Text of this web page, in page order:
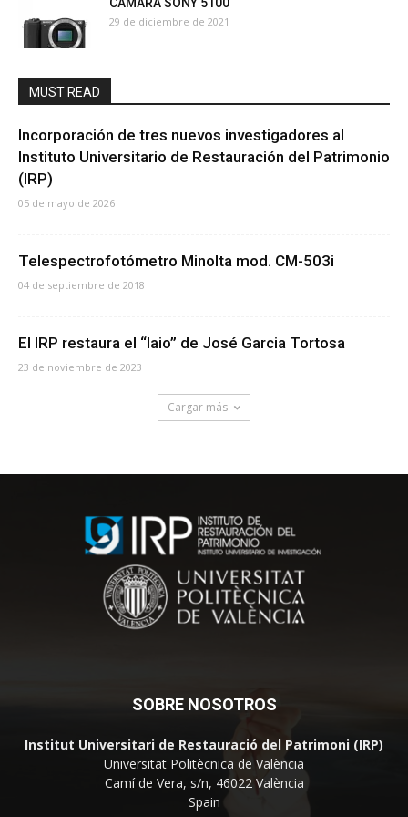
CÁMARA SONY 5100
29 de diciembre de 2021
MUST READ
Incorporación de tres nuevos investigadores al
Instituto Universitario de Restauración del Patrimonio
(IRP)
05 de mayo de 2026
Telespectrofotómetro Minolta mod. CM-503i
04 de septiembre de 2018
El IRP restaura el “Iaio” de José Garcia Tortosa
23 de noviembre de 2023
Cargar más
SOBRE NOSOTROS
Institut Universitari de Restauració del Patrimoni (IRP)
Universitat Politècnica de València
Camí de Vera, s/n, 46022 València
Spain